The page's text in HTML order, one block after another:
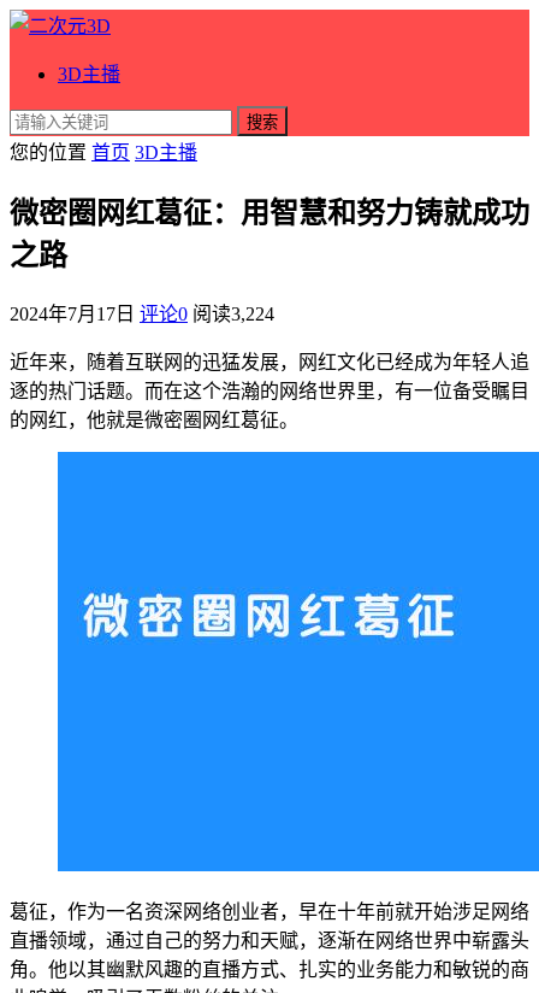
3D主播
搜索
您的位置 首页 3D主播
微密圈网红葛征：用智慧和努力铸就成功
之路
2024年7月17日 评论0 阅读3,224
近年来，随着互联网的迅猛发展，网红文化已经成为年轻人追
逐的热门话题。而在这个浩瀚的网络世界里，有一位备受瞩目
的网红，他就是微密圈网红葛征。
葛征，作为一名资深网络创业者，早在十年前就开始涉足网络
直播领域，通过自己的努力和天赋，逐渐在网络世界中崭露头
角。他以其幽默风趣的直播方式、扎实的业务能力和敏锐的商